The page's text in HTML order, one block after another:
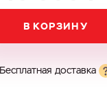
В КОРЗИНУ
Бесплатная доставка